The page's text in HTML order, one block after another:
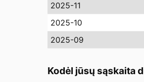
2025-11
2025-10
2025-09
Kodėl jūsų sąskaita